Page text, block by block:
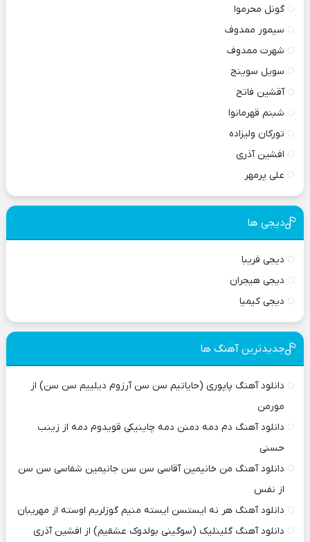
گونل محرموا
سیمور ممدوف
شهرت ممدوف
سویل سوینج
آقشین فاتح
شبنم قهرمانوا
تورکان ولیزاده
افشین آذری
علی پرمهر
دیجی ها
دیجی فریبا
دیجی هیجران
دیجی کیمیا
جدیدترین آهنگ ها
دانلود آهنگ پاپوری (حایاتیم سن سن آرزوم دیلییم سن سن) از
مورمن
دانلود آهنگ دم دمه دمنن دمه چاینیکی قویدوم دمه از زینب
حسنی
دانلود آهنگ من خانیمین آقاسی سن سن جانیمین شفاسی سن سن
از نفس
دانلود آهنگ هر نه ایستسن ایسته منیم گوزلریم اوسته از مهریبان
دانلود آهنگ گلینلیک (سوگینی بولدوک عشقیم) از افشین آذری